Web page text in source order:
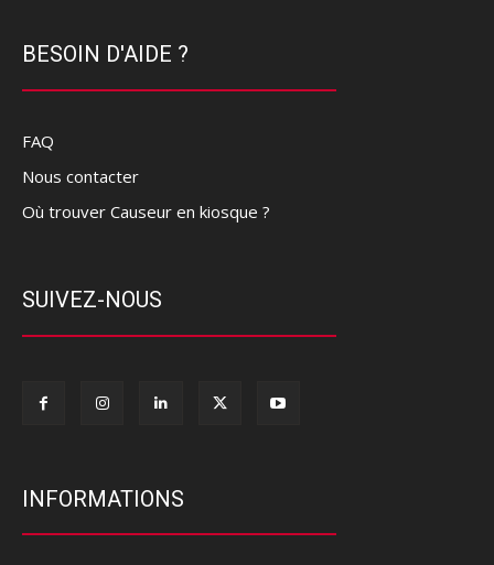
BESOIN D'AIDE ?
FAQ
Nous contacter
Où trouver Causeur en kiosque ?
SUIVEZ-NOUS
INFORMATIONS